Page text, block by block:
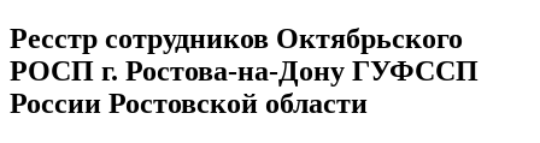
Ресстр сотрудников Октябрьского
РОСП г. Ростова-на-Дону ГУФССП
России Ростовской области